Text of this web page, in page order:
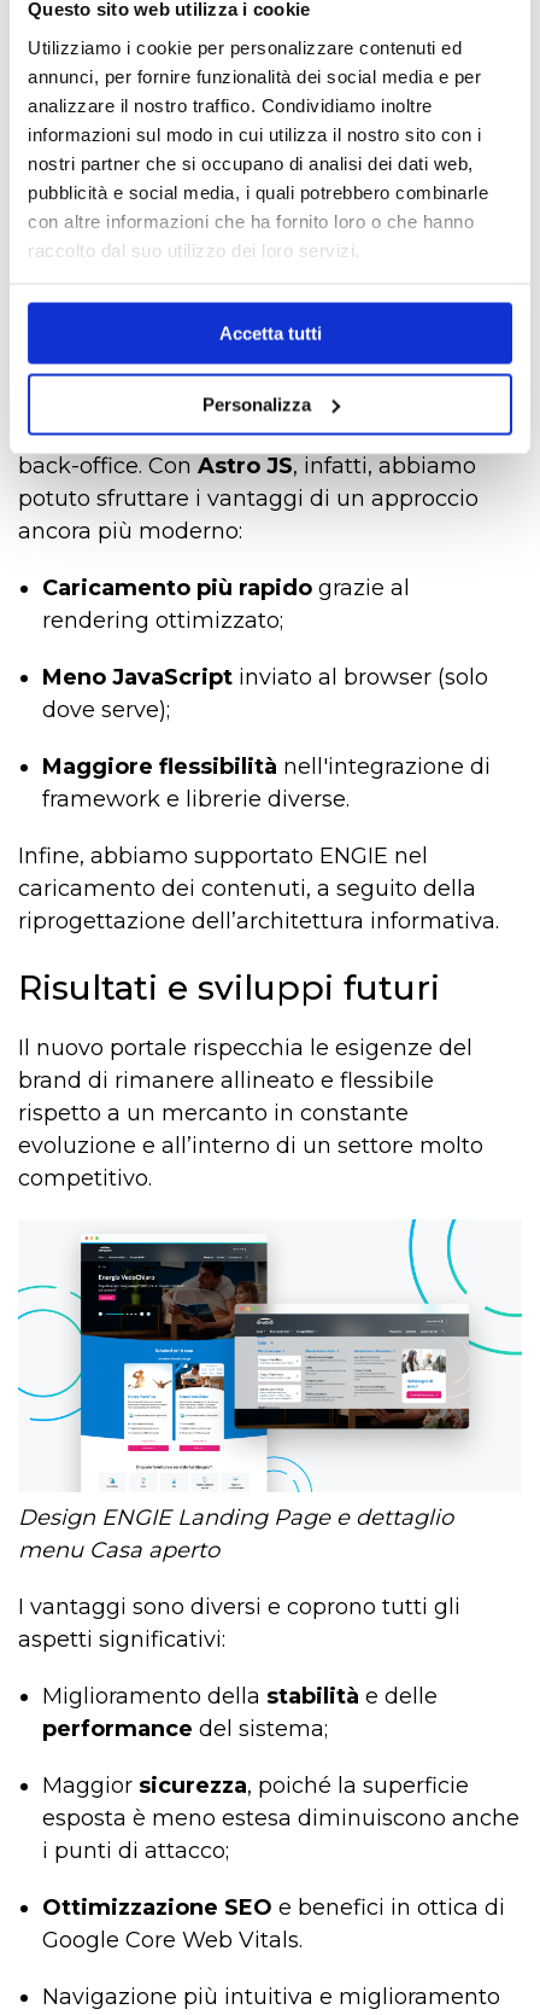
Questo sito web utilizza i cookie
Utilizziamo i cookie per personalizzare contenuti ed
annunci, per fornire funzionalità dei social media e per
analizzare il nostro traffico. Condividiamo inoltre
informazioni sul modo in cui utilizza il nostro sito con i
nostri partner che si occupano di analisi dei dati web,
pubblicità e social media, i quali potrebbero combinarle
con altre informazioni che ha fornito loro o che hanno
raccolto dal suo utilizzo dei loro servizi.
Accetta tutti
Personalizza
Per l’implementazionesi è scelto di adottare
un’architettura che prevede il
disaccoppiamento del front-end dal back-
end, architettura che utilizza leheadless API
native delle versioni più recenti della
piattaformaLiferay DXPa cui sono state
aggiunte API personalizzate a soddisfare tutte
staticizzato, è stato generato utilizzando
Astro, un popolare static site generator per
realizzare siti web ricchi di contenuti che
funzionano in modo rapido e fluido,
semplificando anche l’attività redazionale di
back-office. Con Astro JS, infatti, abbiamo
potuto sfruttare i vantaggi di un approccio
ancora più moderno:
Caricamento più rapido grazie al
rendering ottimizzato;
Meno JavaScript inviato al browser (solo
dove serve);
Maggiore flessibilità nell'integrazione di
framework e librerie diverse.
Infine, abbiamo supportato ENGIE nel
caricamento dei contenuti, a seguito della
riprogettazione dell’architettura informativa.
Risultati e sviluppi futuri
Il nuovo portale rispecchia le esigenze del
brand di rimanere allineato e flessibile
rispetto a un mercanto in constante
evoluzione e all’interno di un settore molto
competitivo.
Design ENGIE Landing Page e dettaglio
menu Casa aperto
I vantaggi sono diversi e coprono tutti gli
aspetti significativi:
Miglioramento della stabilità e delle
performance del sistema;
Maggior sicurezza, poiché la superficie
esposta è meno estesa diminuiscono anche
i punti di attacco;
Ottimizzazione SEO e benefici in ottica di
Google Core Web Vitals.
Navigazione più intuitiva e miglioramento